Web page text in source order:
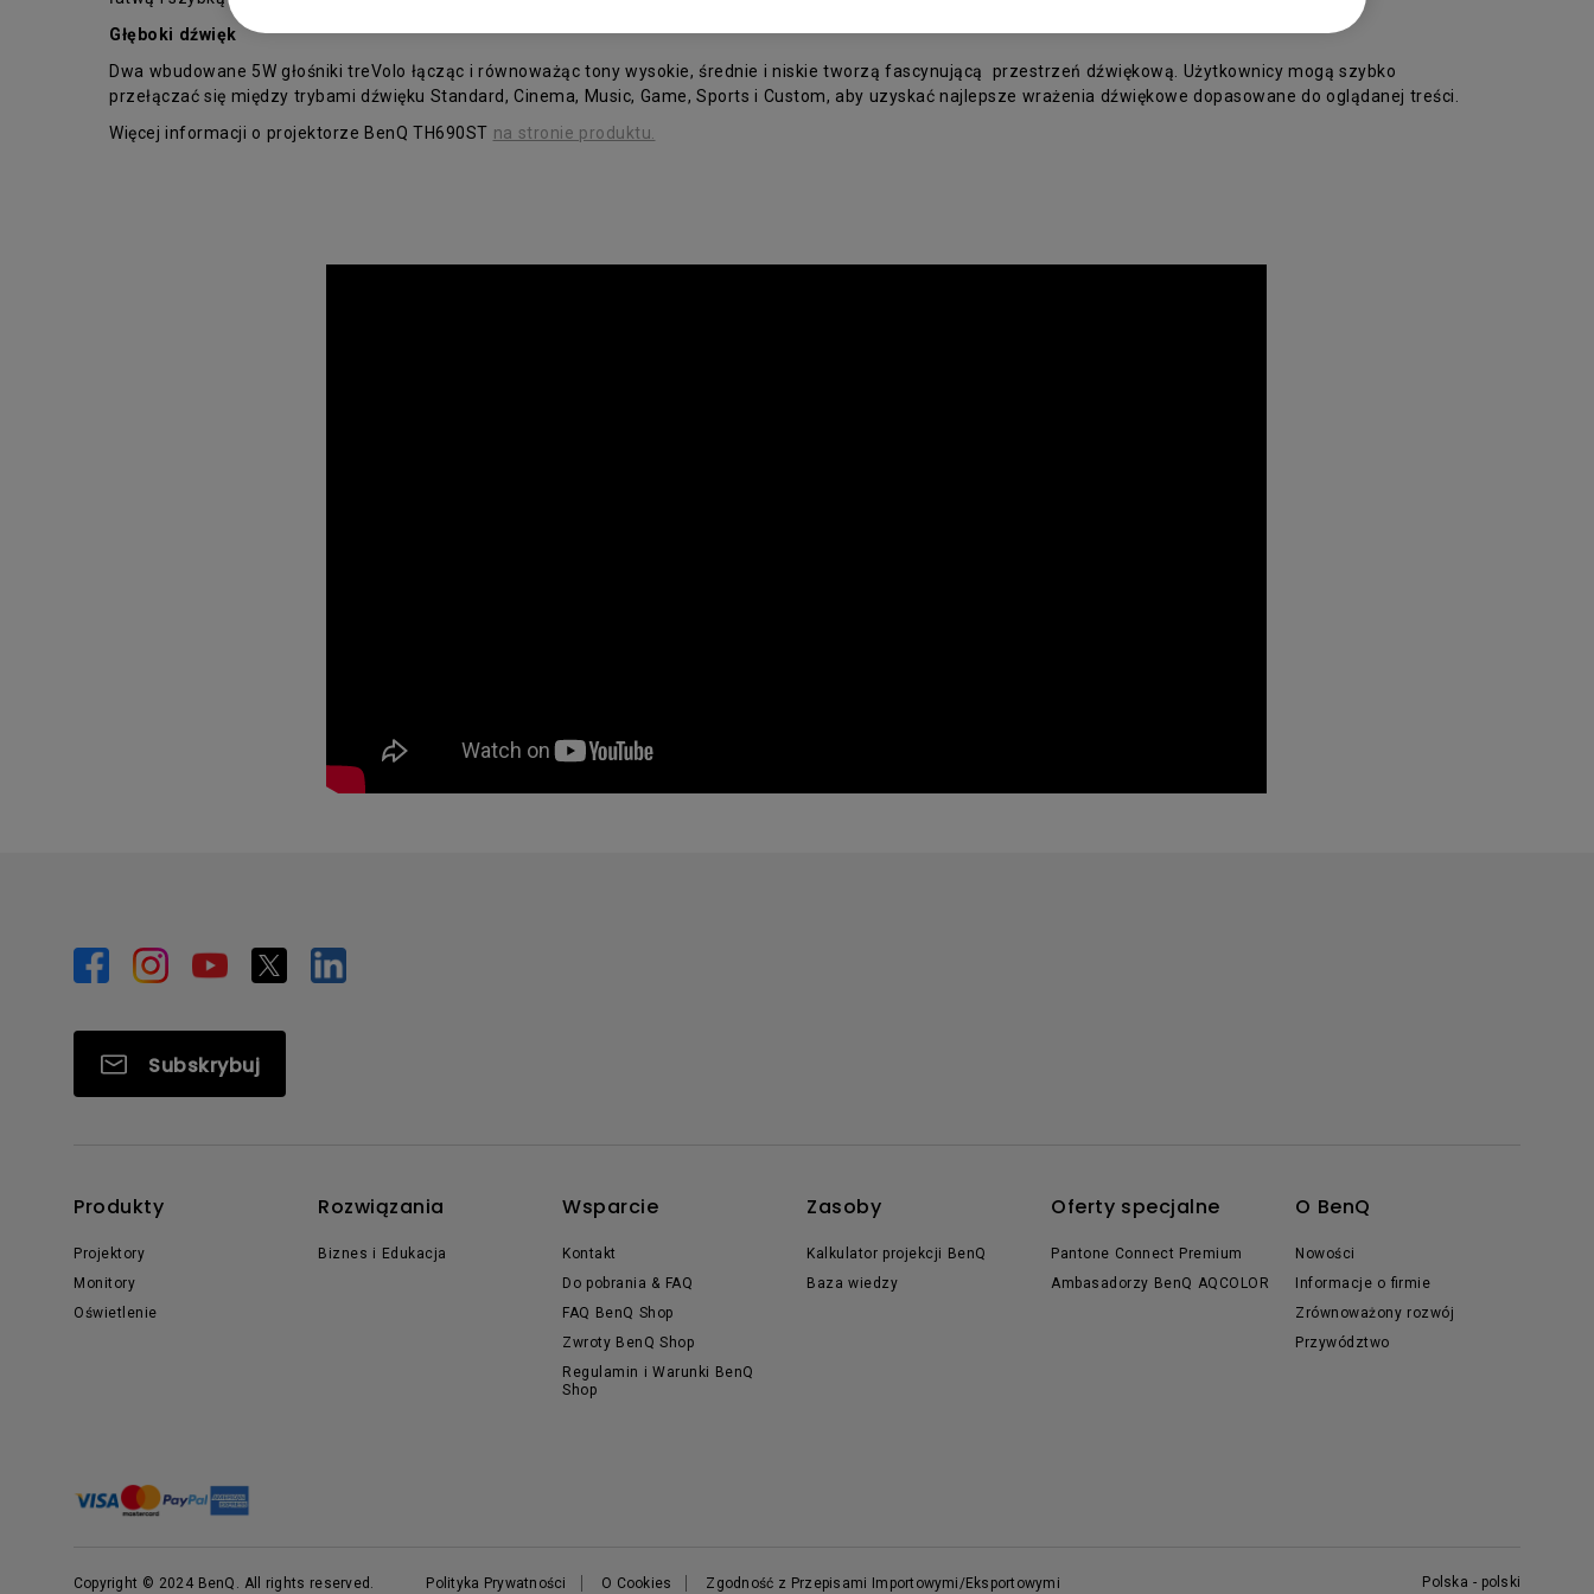
Głęboki dźwięk
Dwa wbudowane 5W głośniki treVolo łącząc i równoważąc tony wysokie, średnie i niskie tworzą fascynującą przestrzeń dźwiękową. Użytkownicy mogą szybko
przełączać się między trybami dźwięku Standard, Cinema, Music, Game, Sports i Custom, aby uzyskać najlepsze wrażenia dźwiękowe dopasowane do oglądanej treści.
Więcej informacji o projektorze BenQ TH690ST na stronie produktu.
Subskrybuj
Produkty
Projektory
Monitory
Oświetlenie
Rozwiązania
Biznes i Edukacja
Wsparcie
Kontakt
Do pobrania & FAQ
FAQ BenQ Shop
Zwroty BenQ Shop
Regulamin i Warunki BenQ
Shop
Zasoby
Kalkulator projekcji BenQ
Baza wiedzy
Oferty specjalne
Pantone Connect Premium
Ambasadorzy BenQ AQCOLOR
O BenQ
Nowości
Informacje o firmie
Zrównoważony rozwój
Przywództwo
Copyright © 2024 BenQ. All rights reserved. Polityka Prywatności O Cookies Zgodność z Przepisami Importowymi/Eksportowymi Polska - polski